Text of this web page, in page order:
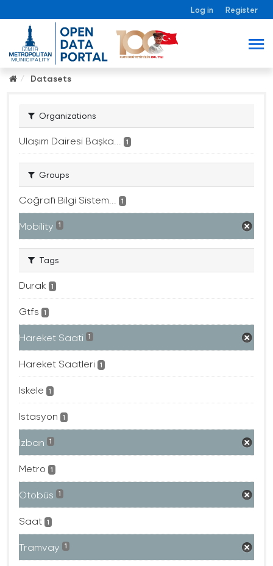
Log in Register
Datasets
Organizations
Ulaşım Dairesi Başka... 1
Groups
Coğrafi Bilgi Sistem... 1
Mobility 1
Tags
Durak 1
Gtfs 1
Hareket Saati 1
Hareket Saatleri 1
Iskele 1
Istasyon 1
Izban 1
Metro 1
Otobüs 1
Saat 1
Tramvay 1